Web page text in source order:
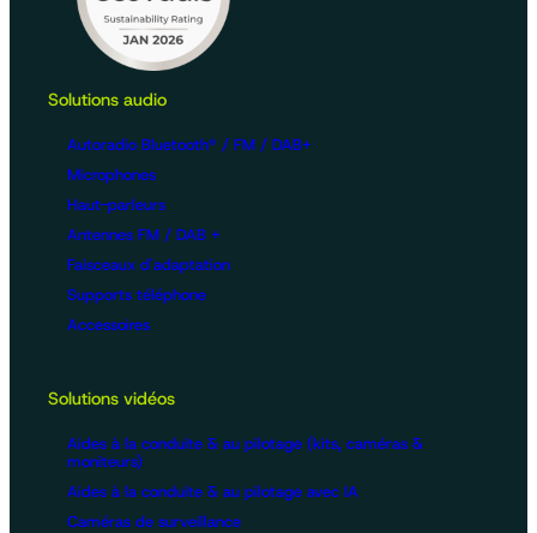
Solutions audio
Autoradio Bluetooth® / FM / DAB+
Microphones
Haut-parleurs
Antennes FM / DAB +
Faisceaux d'adaptation
Supports téléphone
Accessoires
Solutions vidéos
Aides à la conduite & au pilotage (kits, caméras &
moniteurs)
Aides à la conduite & au pilotage avec IA
Caméras de surveillance